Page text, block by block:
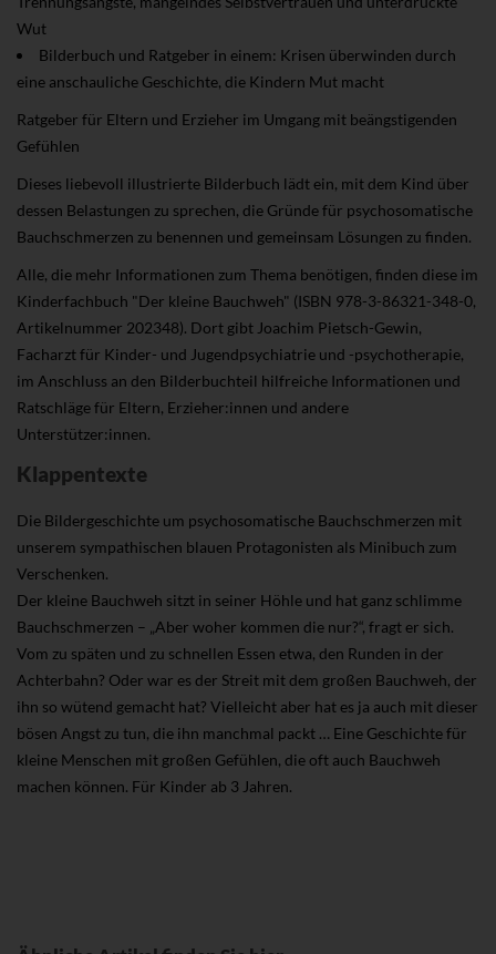
Wut
Bilderbuch und Ratgeber in einem: Krisen überwinden durch
eine anschauliche Geschichte, die Kindern Mut macht
Ratgeber für Eltern und Erzieher im Umgang mit beängstigenden
Gefühlen
Dieses liebevoll illustrierte Bilderbuch lädt ein, mit dem Kind über
dessen Belastungen zu sprechen, die Gründe für psychosomatische
Bauchschmerzen zu benennen und gemeinsam Lösungen zu finden.
Alle, die mehr Informationen zum Thema benötigen, finden diese im
Kinderfachbuch "Der kleine Bauchweh" (ISBN 978-3-86321-348-0,
Artikelnummer 202348). Dort gibt Joachim Pietsch-Gewin,
Facharzt für Kinder- und Jugendpsychiatrie und -psychotherapie,
im Anschluss an den Bilderbuchteil hilfreiche Informationen und
Ratschläge für Eltern, Erzieher:innen und andere
Unterstützer:innen.
Klappentexte
Die Bildergeschichte um psychosomatische Bauchschmerzen mit
unserem sympathischen blauen Protagonisten als Minibuch zum
Verschenken.
Der kleine Bauchweh sitzt in seiner Höhle und hat ganz schlimme
Bauchschmerzen – „Aber woher kommen die nur?“, fragt er sich.
Vom zu späten und zu schnellen Essen etwa, den Runden in der
Achterbahn? Oder war es der Streit mit dem großen Bauchweh, der
ihn so wütend gemacht hat? Vielleicht aber hat es ja auch mit dieser
bösen Angst zu tun, die ihn manchmal packt … Eine Geschichte für
kleine Menschen mit großen Gefühlen, die oft auch Bauchweh
machen können. Für Kinder ab 3 Jahren.